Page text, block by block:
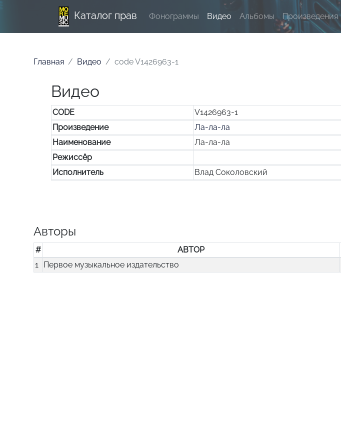
Каталог прав Фонограммы Видео Альбомы Произведения
Главная Видео code V1426963-1
Видео
CODE
V1426963-1
Произведение
Ла-ла-ла
Наименование
Ла-ла-ла
Режиссёр
Исполнитель
Влад Соколовский
Авторы
# АВТОР
1 Первое музыкальное издательство